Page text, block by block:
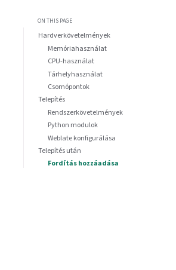
pagepageON THIS PAGE
Hardverkövetelmények
Memóriahasználat
CPU-használat
Tárhelyhasználat
Csomópontok
Telepítés
Rendszerkövetelmények
Python modulok
Weblate konfigurálása
Telepítés után
Fordítás hozzáadása